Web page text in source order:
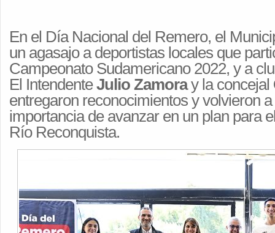
En el Día Nacional del Remero, el
un agasajo a deportistas locales que
Campeonato Sudamericano 2022, y a
El IntendenteJulio Zamoray la concejal
entregaron reconocimientos y volvieron
importancia de avanzar en un plan para
Río Reconquista.